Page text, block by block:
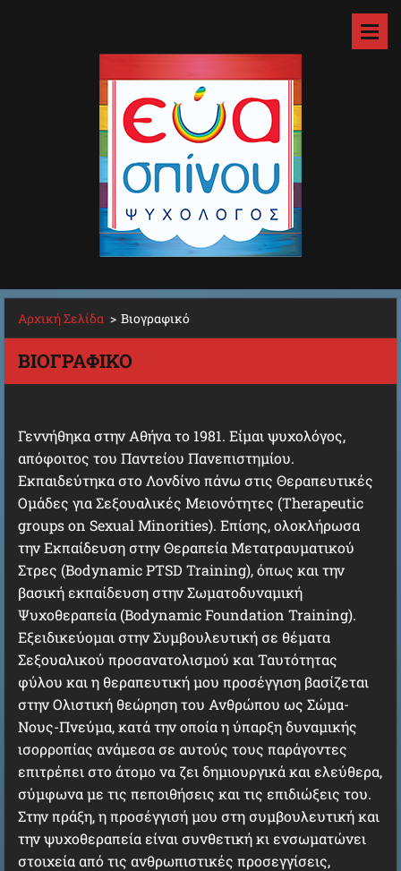
Αρχική Σελίδα > Βιογραφικό
ΒΙΟΓΡΑΦΙΚΌ
Γεννήθηκα στην Αθήνα το 1981. Είμαι ψυχολόγος,
απόφοιτος του Παντείου Πανεπιστημίου.
Εκπαιδεύτηκα στο Λονδίνο πάνω στις Θεραπευτικές
Ομάδες για Σεξουαλικές Μειονότητες (Therapeutic
groups on Sexual Minorities). Επίσης, ολοκλήρωσα
την Εκπαίδευση στην Θεραπεία Μετατραυματικού
Στρες (Bodynamic PTSD Training), όπως και την
βασική εκπαίδευση στην Σωματοδυναμική
Ψυχοθεραπεία (Bodynamic Foundation Training).
Εξειδικεύομαι στην Συμβουλευτική σε θέματα
Σεξουαλικού προσανατολισμού και Ταυτότητας
φύλου και η θεραπευτική μου προσέγγιση βασίζεται
στην Ολιστική θεώρηση του Ανθρώπου ως Σώμα-
Νους-Πνεύμα, κατά την οποία η ύπαρξη δυναμικής
ισορροπίας ανάμεσα σε αυτούς τους παράγοντες
επιτρέπει στο άτομο να ζει δημιουργικά και ελεύθερα,
σύμφωνα με τις πεποιθήσεις και τις επιδιώξεις του.
Στην πράξη, ηπροσέγγισή μου στη συμβουλευτική και
την ψυχοθεραπεία είναι συνθετική κι ενσωματώνει
στοιχεία από τις ανθρωπιστικές προσεγγίσεις,